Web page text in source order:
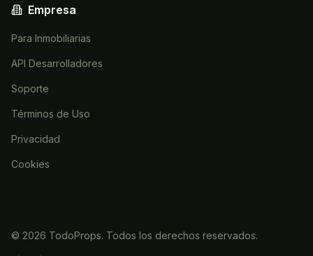
Empresa
Para Inmobiliarias
API Desarrolladores
Soporte
Términos de Uso
Privacidad
Cookies
© 2026 TodoProps. Todos los derechos reservados.